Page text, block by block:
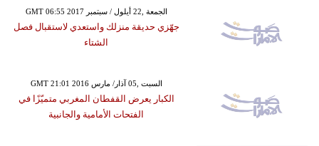
GMT 06:55 2017 الجمعة ,22 أيلول / سبتمبر
جهّزي حديقة منزلك واستعدي لاستقبال فصل
الشتاء
GMT 21:01 2016 السبت ,05 آذار/ مارس
الكبار يعرض القفطان المغربي متميّزًا في
الفتحات الأمامية والجانبية